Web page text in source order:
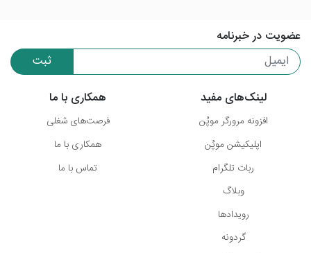
عضویت در خبرنامه
ثبت
لینک‌های مفید
افزونه مرورگر موپُن
اپلیکیشن موپُن
ربات تلگرام
وبلاگ
رویدادها
گردونه
همکاری با ما
فرصت‌های شغلی
همکاری با ما
تماس با ما